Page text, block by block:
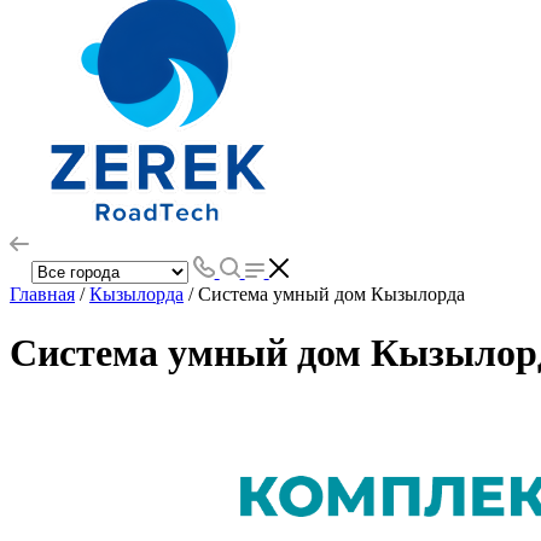
Главная /Кызылорда / Система умный дом Кызылорда
Система умный дом